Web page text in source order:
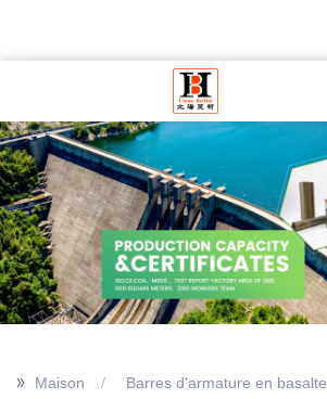
>> Maison Barres d'armature en basalte